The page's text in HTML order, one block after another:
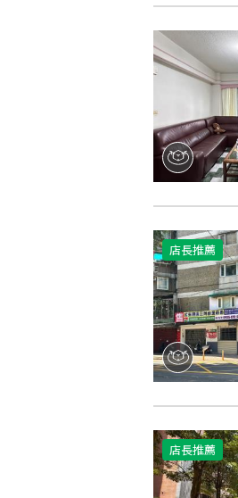
店長推薦
店長推薦